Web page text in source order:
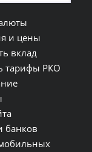
и цены
вклад
тарифы РКО
банков